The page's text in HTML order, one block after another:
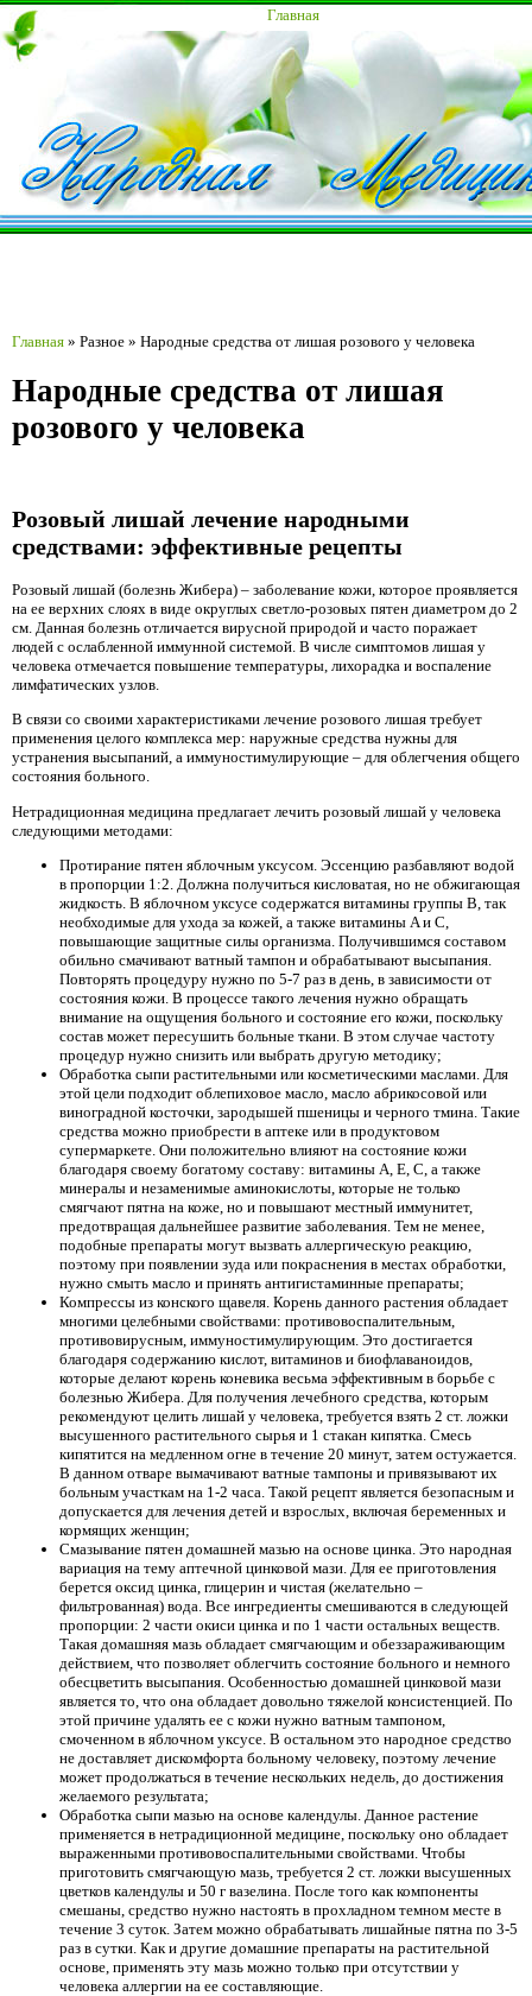
Главная
Главная » Разное » Народные средства от лишая розового у человека
Народные средства от лишая
розового у человека
Розовый лишай лечение народными
средствами: эффективные рецепты
Розовый лишай (болезнь Жибера) – заболевание кожи, которое проявляется
на ее верхних слоях в виде округлых светло-розовых пятен диаметром до 2
см. Данная болезнь отличается вирусной природой и часто поражает
людей с ослабленной иммунной системой. В числе симптомов лишая у
человека отмечается повышение температуры, лихорадка и воспаление
лимфатических узлов.
В связи со своими характеристиками лечение розового лишая требует
применения целого комплекса мер: наружные средства нужны для
устранения высыпаний, а иммуностимулирующие – для облегчения общего
состояния больного.
Нетрадиционная медицина предлагает лечить розовый лишай у человека
следующими методами:
Протирание пятен яблочным уксусом. Эссенцию разбавляют водой
в пропорции 1:2. Должна получиться кисловатая, но не обжигающая
жидкость. В яблочном уксусе содержатся витамины группы B, так
необходимые для ухода за кожей, а также витамины A и C,
повышающие защитные силы организма. Получившимся составом
обильно смачивают ватный тампон и обрабатывают высыпания.
Повторять процедуру нужно по 5-7 раз в день, в зависимости от
состояния кожи. В процессе такого лечения нужно обращать
внимание на ощущения больного и состояние его кожи, поскольку
состав может пересушить больные ткани. В этом случае частоту
процедур нужно снизить или выбрать другую методику;
Обработка сыпи растительными или косметическими маслами. Для
этой цели подходит облепиховое масло, масло абрикосовой или
виноградной косточки, зародышей пшеницы и черного тмина. Такие
средства можно приобрести в аптеке или в продуктовом
супермаркете. Они положительно влияют на состояние кожи
благодаря своему богатому составу: витамины A, E, C, а также
минералы и незаменимые аминокислоты, которые не только
смягчают пятна на коже, но и повышают местный иммунитет,
предотвращая дальнейшее развитие заболевания. Тем не менее,
подобные препараты могут вызвать аллергическую реакцию,
поэтому при появлении зуда или покраснения в местах обработки,
нужно смыть масло и принять антигистаминные препараты;
Компрессы из конского щавеля. Корень данного растения обладает
многими целебными свойствами: противовоспалительным,
противовирусным, иммуностимулирующим. Это достигается
благодаря содержанию кислот, витаминов и биофлаваноидов,
которые делают корень коневика весьма эффективным в борьбе с
болезнью Жибера. Для получения лечебного средства, которым
рекомендуют целить лишай у человека, требуется взять 2 ст. ложки
высушенного растительного сырья и 1 стакан кипятка. Смесь
кипятится на медленном огне в течение 20 минут, затем остужается.
В данном отваре вымачивают ватные тампоны и привязывают их
больным участкам на 1-2 часа. Такой рецепт является безопасным и
допускается для лечения детей и взрослых, включая беременных и
кормящих женщин;
Смазывание пятен домашней мазью на основе цинка. Это народная
вариация на тему аптечной цинковой мази. Для ее приготовления
берется оксид цинка, глицерин и чистая (желательно –
фильтрованная) вода. Все ингредиенты смешиваются в следующей
пропорции: 2 части окиси цинка и по 1 части остальных веществ.
Такая домашняя мазь обладает смягчающим и обеззараживающим
действием, что позволяет облегчить состояние больного и немного
обесцветить высыпания. Особенностью домашней цинковой мази
является то, что она обладает довольно тяжелой консистенцией. По
этой причине удалять ее с кожи нужно ватным тампоном,
смоченном в яблочном уксусе. В остальном это народное средство
не доставляет дискомфорта больному человеку, поэтому лечение
может продолжаться в течение нескольких недель, до достижения
желаемого результата;
Обработка сыпи мазью на основе календулы. Данное растение
применяется в нетрадиционной медицине, поскольку оно обладает
выраженными противовоспалительными свойствами. Чтобы
приготовить смягчающую мазь, требуется 2 ст. ложки высушенных
цветков календулы и 50 г вазелина. После того как компоненты
смешаны, средство нужно настоять в прохладном темном месте в
течение 3 суток. Затем можно обрабатывать лишайные пятна по 3-5
раз в сутки. Как и другие домашние препараты на растительной
основе, применять эту мазь можно только при отсутствии у
человека аллергии на ее составляющие.